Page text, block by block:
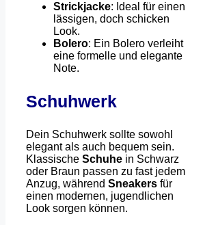
Strickjacke: Ideal für einen
lässigen, doch schicken
Look.
Bolero: Ein Bolero verleiht
eine formelle und elegante
Note.
Schuhwerk
Dein Schuhwerk sollte sowohl
elegant als auch bequem sein.
Klassische Schuhe in Schwarz
oder Braun passen zu fast jedem
Anzug, während Sneakers für
einen modernen, jugendlichen
Look sorgen können.